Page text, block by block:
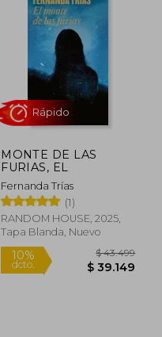
50%
dcto.
MONTE DE LAS
FURIAS, EL
Fernanda Trías
(1)
RANDOM HOUSE, 2025,
Tapa Blanda, Nuevo